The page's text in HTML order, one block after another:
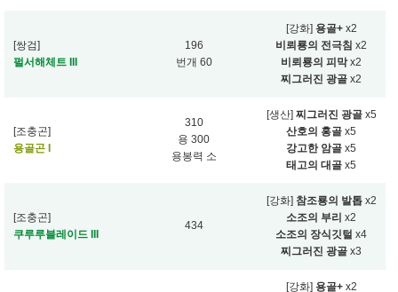
[쌍검]
펄서해체트 III
196
번개 60
[강화] 용골+x2
비뢰룡의 전극침 x2
비뢰룡의 피막x2
찌그러진 광골 x2
[조충곤]
용골곤 I
310
용 300
용봉력 소
[생산] 찌그러진 광골x5
산호의 홍골 x5
강고한 암골 x5
태고의 대골 x5
[조충곤]
쿠루루블레이드 III
434
[강화] 참조룡의 발톱x2
소조의 부리 x2
소조의 장식깃털 x4
찌그러진 광골 x3
[강화] 용골+x2